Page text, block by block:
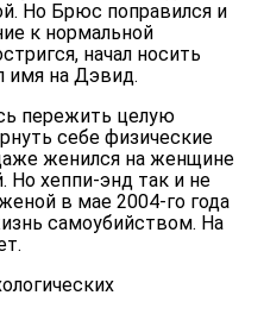
Но Брюс поправился и
к нормальной
начал носить
имя на Дэвид.
пережить целую
себе физические
женился на женщине
Но хеппи-энд так и не
в мае 2004-го года
самоубийством. На